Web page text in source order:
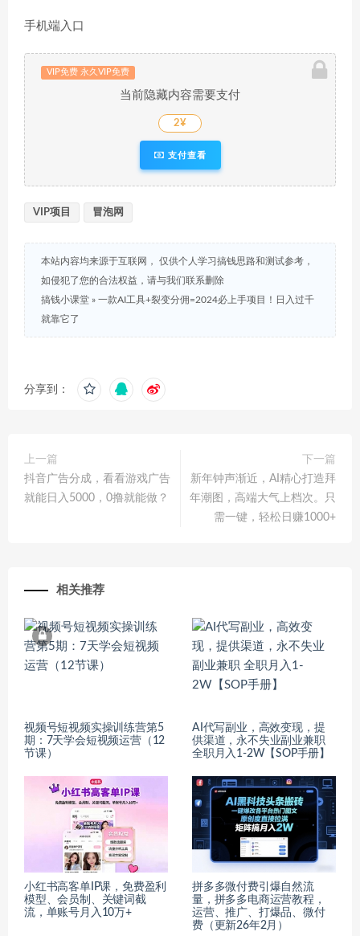
手机端入口
VIP免费 永久VIP免费
当前隐藏内容需要支付
2¥
支付查看
VIP项目 冒泡网
本站内容均来源于互联网， 仅供个人学习搞钱思路和测试参考，
如侵犯了您的合法权益，请与我们联系删除
搞钱小课堂 » 一款AI工具+裂变分佣=2024必上手项目！日入过千
就靠它了
分享到：
上一篇
抖音广告分成，看看游戏广告
就能日入5000，0撸就能做？
下一篇
新年钟声渐近，AI精心打造拜
年潮图，高端大气上档次。只
需一键，轻松日赚1000+
相关推荐
视频号短视频实操训练营第5
期：7天学会短视频运营（12
节课）
AI代写副业，高效变现，提
供渠道，永不失业副业兼职
全职月入1-2W【SOP手册】
小红书高客单IP课，免费盈利
模型、会员制、关键词截
流，单账号月入10万+
拼多多微付费引爆自然流
量，拼多多电商运营教程，
运营、推广、打爆品、微付
费（更新26年2月）